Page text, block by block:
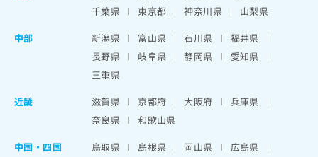
千葉県
東京都 神奈川県
山梨県
中部
新潟県 富山県 石川県
福井県
長野県
岐阜県 静岡県
愛知県
三重県
近畿
滋賀県 京都府 大阪府
兵庫県
奈良県
和歌山県
中国・四国
鳥取県 島根県 岡山県
広島県